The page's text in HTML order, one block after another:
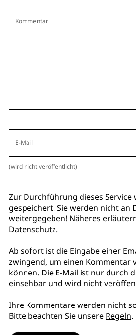
Kommentar
E-Mail
(wird nicht veröffentlicht)
Zur Durchführung dieses Service
gespeichert. Sie werden nicht an
weitergegeben! Näheres
Datenschutz.
Ab sofort ist die Eingabe einer
zwingend, um einen Kommentar
können. Die E-Mail ist nur durch
einsehbar und wird nicht
Ihre Kommentare werden nicht
Bitte beachten Sie unsere Regeln.